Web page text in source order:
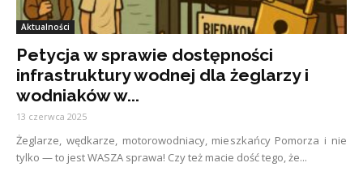
Aktualności
Petycja w sprawie dostępności
infrastruktury wodnej dla żeglarzy i
wodniaków w...
13 czerwca 2025
Żeglarze, wędkarze, motorowodniacy, mieszkańcy Pomorza i nie
tylko — to jest WASZA sprawa! Czy też macie dość tego, że...